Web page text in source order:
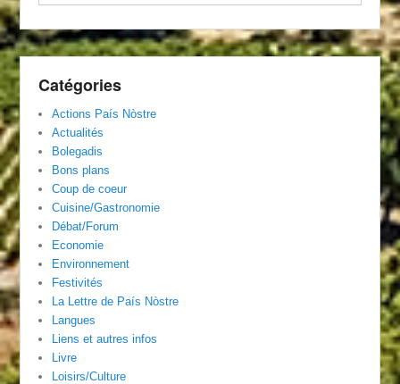
Catégories
Actions País Nòstre
Actualités
Bolegadis
Bons plans
Coup de coeur
Cuisine/Gastronomie
Débat/Forum
Economie
Environnement
Festivités
La Lettre de País Nòstre
Langues
Liens et autres infos
Livre
Loisirs/Culture